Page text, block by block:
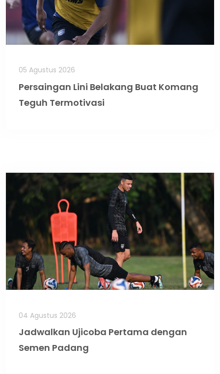
05 Agustus 2026
Persaingan Lini Belakang Buat Komang
Teguh Termotivasi
04 Agustus 2026
Jadwalkan Ujicoba Pertama dengan
Semen Padang